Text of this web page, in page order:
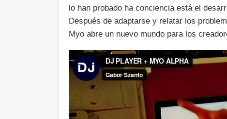
lo han probado ha conciencia está el
Después de adaptarse y relatar los
Myo abre un nuevo mundo para los